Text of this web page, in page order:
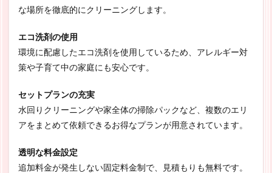
な場所を徹底的にクリーニングします。
エコ洗剤の使用
環境に配慮したエコ洗剤を使用しているため、アレルギー対
策や子育て中の家庭にも安心です。
セットプランの充実
水回りクリーニングや家全体の掃除パックなど、複数のエリ
アをまとめて依頼できるお得なプランが用意されています。
透明な料金設定
追加料金が発生しない固定料金制で、見積もりも無料です。